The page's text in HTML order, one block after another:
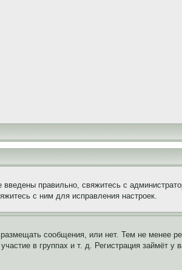
правильно, свяжитесь с
с ним для исправления настроек.
сообщения, или нет. Тем не менее
в группах и т. д. Регистрация займёт у